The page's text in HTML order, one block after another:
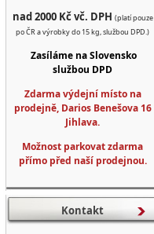
nad 2000 Kč vč. DPH (platí pouze
po ČR a výrobky do 15 kg, službou DPD.)
Zasíláme na Slovensko
službou DPD
Zdarma výdejní místo na
prodejně, Darios Benešova 16
Jihlava.
Možnost parkovat zdarma
přímo před naší prodejnou.
Kontakt